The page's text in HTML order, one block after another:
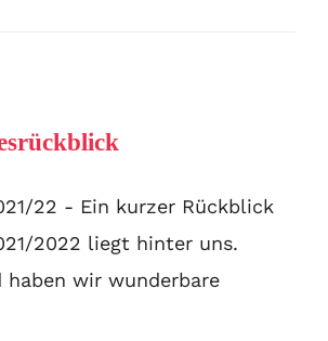
22 - Ein kurzer Rückblick
2022 liegt hinter uns.
haben wir wunderbare